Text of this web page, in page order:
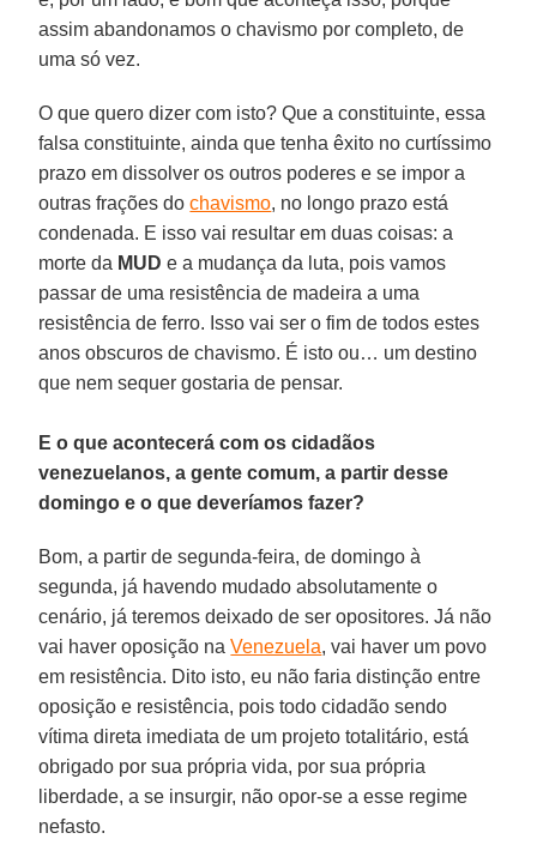
assim abandonamos o chavismo por completo, de
uma só vez.
O que quero dizer com isto? Que a constituinte, essa
falsa constituinte, ainda que tenha êxito no curtíssimo
prazo em dissolver os outros poderes e se impor a
outras frações dochavismo, no longo prazo está
condenada. E isso vai resultar em duas coisas: a
morte da MUD e a mudança da luta, pois vamos
passar de uma resistência de madeira a uma
resistência de ferro. Isso vai ser o fim de todos estes
anos obscuros de chavismo. É isto ou… um destino
que nem sequer gostaria de pensar.
E o que acontecerá com os cidadãos
venezuelanos, a gente comum, a partir desse
domingo e o que deveríamos fazer?
Bom, a partir de segunda-feira, de domingo à
segunda, já havendo mudado absolutamente o
cenário, já teremos deixado de ser opositores. Já não
vai haver oposição naVenezuela, vai haver um povo
em resistência. Dito isto, eu não faria distinção entre
oposição e resistência, pois todo cidadão sendo
vítima direta imediata de um projeto totalitário, está
obrigado por sua própria vida, por sua própria
liberdade, a se insurgir, não opor-se a esse regime
nefasto.